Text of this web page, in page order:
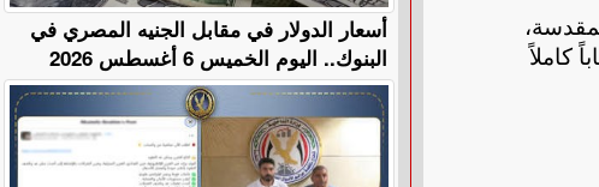
كاملاً
أسعار الدولار في مقابل الجنيه المصري في
البنوك.. اليوم الخميس 6 أغسطس 2026